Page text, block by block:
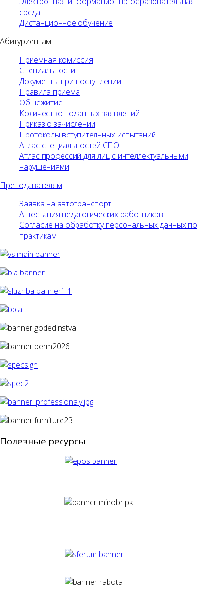
среда
Дистанционное обучение
Абитуриентам
Приёмная комиссия
Специальности
Документы при поступлении
Правила приема
Общежитие
Количество поданных заявлений
Приказ о зачислении
Протоколы вступительных испытаний
Атлас специальностей СПО
Атлас профессий для лиц с интеллектуальными
нарушениями
Преподавателям
Заявка на автотранспорт
Аттестация педагогических работников
Согласие на обработку персональных данных по
практикам
Полезные ресурсы